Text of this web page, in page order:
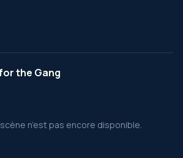
the Gang
n’est pas encore disponible.